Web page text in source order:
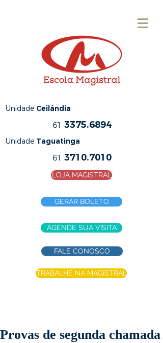
Unidade Ceilândia
61 3375.6894
Unidade Taguatinga
61 3710.7010
LOJA MAGISTRAL
GERAR BOLETO
AGENDE SUA VISITA
FALE CONOSCO
TRABALHE NA MAGISTRAL
Provas de segunda chamada